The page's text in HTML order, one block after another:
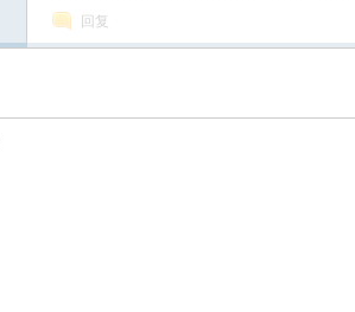
回复